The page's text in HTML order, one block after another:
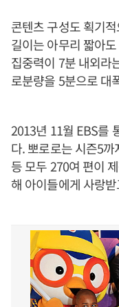
콘텐츠 구성도 획기
길이는 아무리 짧아
집중력이 7분 내외라
로분량을 5분으로 대
2013년 11월 EBS를
다. 뽀로로는 시즌5
등 모두 270여 편이
해 아이들에게 사랑